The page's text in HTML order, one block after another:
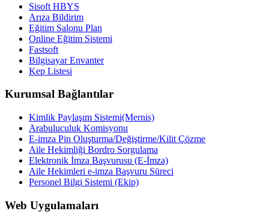
Sisoft HBYS
Arıza Bildirim
Eğitim Salonu Plan
Online Eğitim Sistemi
Fastsoft
Bilgisayar Envanter
Kep Listesi
Kurumsal Bağlantılar
Kimlik Paylaşım Sistemi(Mernis)
Arabuluculuk Komisyonu
E-imza Pin Oluşturma/Değiştirme/Kilit Çözme
Aile Hekimliği Bordro Sorgulama
Elektronik İmza Başvurusu (E-İmza)
Aile Hekimleri e-imza Başvuru Süreci
Personel Bilgi Sistemi (Ekip)
Web Uygulamaları